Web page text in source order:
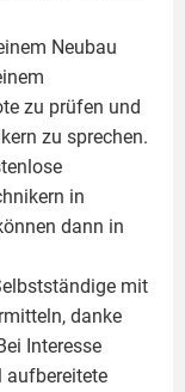
Neubau
zu prüfen und
zu sprechen.
in
dann in
mit
danke
Interesse
aufbereitete